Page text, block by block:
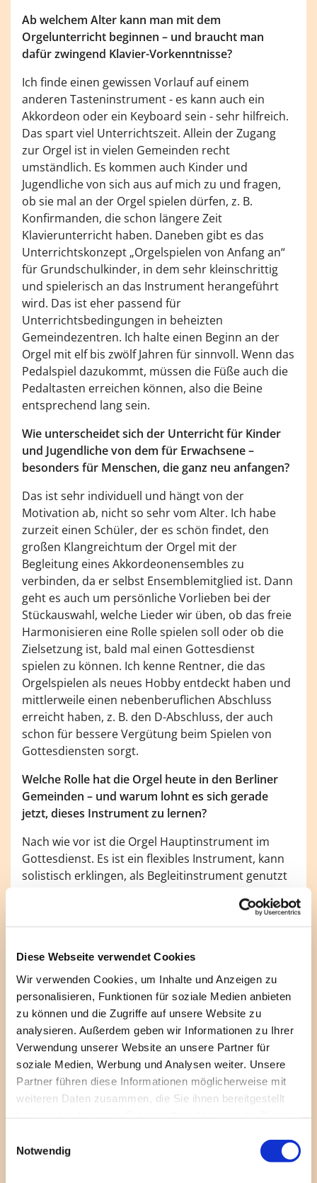
Diese Webseite verwendet Cookies
Wir verwenden Cookies, um Inhalte und Anzeigen zu
personalisieren, Funktionen für soziale Medien anbieten
zu können und die Zugriffe auf unsere Website zu
analysieren. Außerdem geben wir Informationen zu Ihrer
Verwendung unserer Website an unsere Partner für
soziale Medien, Werbung und Analysen weiter. Unsere
Partner führen diese Informationen möglicherweise mit
weiteren Daten zusammen, die Sie ihnen bereitgestellt
Notwendig
Ab welchem Alter kann man mit dem
Orgelunterricht beginnen – und braucht man
dafür zwingend Klavier-Vorkenntnisse?
Ich finde einen gewissen Vorlauf auf einem
anderen Tasteninstrument - es kann auch ein
Akkordeon oder ein Keyboard sein - sehr hilfreich.
Das spart viel Unterrichtszeit. Allein der Zugang
zur Orgel ist in vielen Gemeinden recht
umständlich. Es kommen auch Kinder und
Jugendliche von sich aus auf mich zu und fragen,
ob sie mal an der Orgel spielen dürfen, z. B.
Konfirmanden, die schon längere Zeit
Klavierunterricht haben. Daneben gibt es das
Unterrichtskonzept „Orgelspielen von Anfang an“
für Grundschulkinder, in dem sehr kleinschrittig
und spielerisch an das Instrument herangeführt
wird. Das ist eher passend für
Unterrichtsbedingungen in beheizten
Gemeindezentren. Ich halte einen Beginn an der
Orgel mit elf bis zwölf Jahren für sinnvoll. Wenn das
Pedalspiel dazukommt, müssen die Füße auch die
Pedaltasten erreichen können, also die Beine
entsprechend lang sein.
Wie unterscheidet sich der Unterricht für Kinder
und Jugendliche von dem für Erwachsene –
besonders für Menschen, die ganz neu anfangen?
Das ist sehr individuell und hängt von der
Motivation ab, nicht so sehr vom Alter. Ich habe
zurzeit einen Schüler, der es schön findet, den
großen Klangreichtum der Orgel mit der
Begleitung eines Akkordeonensembles zu
verbinden, da er selbst Ensemblemitglied ist. Dann
geht es auch um persönliche Vorlieben bei der
Stückauswahl, welche Lieder wir üben, ob das freie
Harmonisieren eine Rolle spielen soll oder ob die
Zielsetzung ist, bald mal einen Gottesdienst
spielen zu können. Ich kenne Rentner, die das
Orgelspielen als neues Hobby entdeckt haben und
mittlerweile einen nebenberuflichen Abschluss
erreicht haben, z. B. den D-Abschluss, der auch
schon für bessere Vergütung beim Spielen von
Gottesdiensten sorgt.
Welche Rolle hat die Orgel heute in den Berliner
Gemeinden – und warum lohnt es sich gerade
jetzt, dieses Instrument zu lernen?
Nach wie vor ist die Orgel Hauptinstrument im
Gottesdienst. Es ist ein flexibles Instrument, kann
solistisch erklingen, als Begleitinstrument genutzt
verschiedene Stimmungen untermalen und
kleinere und größere Berliner Konzertreihen, in
denen die Orgel ihren festen Platz hat. Es lohnt
sich immer, damit zu beginnen, wenn das
Interesse besteht. Allein das Verständnis für die
„Königin der Instrumente“, und dafür, wie sie
behandelt werden möchte, wächst mit der
intensiven Beschäftigung.
Was würden Sie jemandem raten, der schon lange
mit dem Gedanken spielt, Orgel zu lernen, sich
Der Weg zu Ihrer Kantorin oder Ihrem Kantor, der